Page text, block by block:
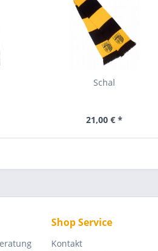
Schal
21,00 € *
Shop Service
Kontakt